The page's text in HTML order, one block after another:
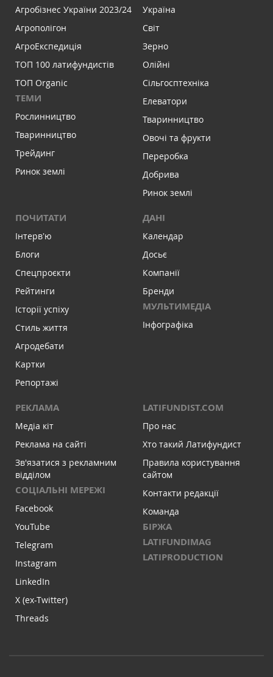
Агробізнес України 2023/24
Агрополігон
АгроЕкспедиція
ТОП 100 латифундистів
ТОП Organic
ТЕМИ
Рослинництво
Тваринництво
Трейдинг
Ринок землі
Україна
Світ
Зерно
Олійні
Сільгосптехніка
Елеватори
Тваринництво
Овочі та фрукти
Переробка
Добрива
Ринок землі
ПОЧИТАТИ
Інтервʼю
Блоги
Спецпроєкти
Рейтинги
Історії успіху
Стиль життя
Агродебати
Картки
Репортажі
ДАНІ
Календар
Досьє
Компанії
Бренди
МУЛЬТИМЕДІА
Інфографіка
РЕКЛАМА
Медіа кіт
Реклама на сайті
Зв'язатися з рекламним
відділом
СОЦІАЛЬНІ МЕРЕЖІ
Facebook
YouTube
Telegram
Instagram
LinkedIn
X (ex-Twitter)
Threads
LATIFUNDIST.COM
Про нас
Хто такий Латифундист
Правила користування
сайтом
Контакти редакції
Команда
БІРЖА
LATIFUNDIMAG
LATIPRODUCTION